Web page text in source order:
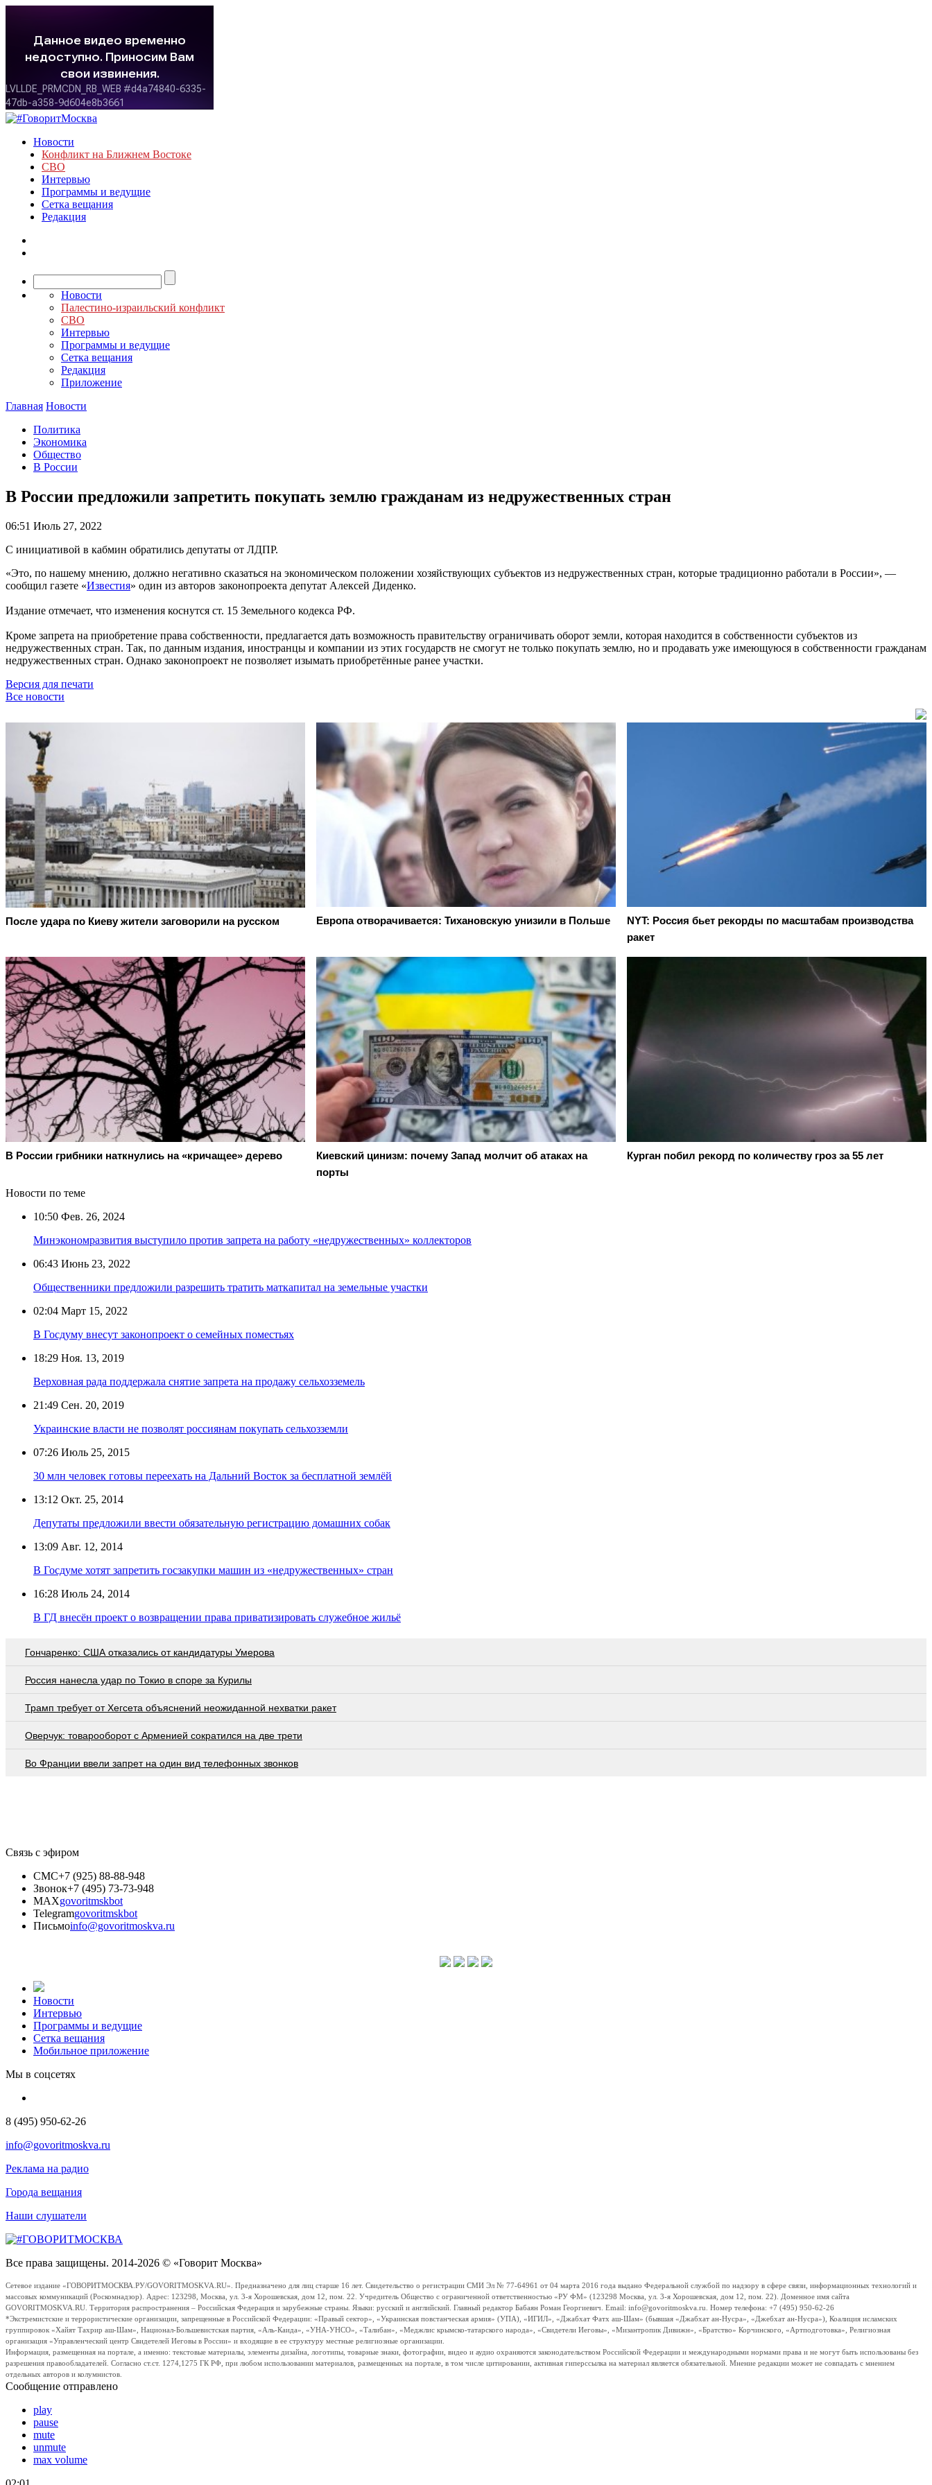
Новости
Конфликт на Ближнем Востоке
СВО
Интервью
Программы и ведущие
Сетка вещания
Редакция
Новости
Палестино-израильский конфликт
СВО
Интервью
Программы и ведущие
Сетка вещания
Редакция
Приложение
Главная Новости
Политика
Экономика
Общество
В России
В России предложили запретить покупать землю гражданам из недружественных стран
06:51 Июль 27, 2022
С инициативой в кабмин обратились депутаты от ЛДПР.
«Это, по нашему мнению, должно негативно сказаться на экономическом положении хозяйствующих субъектов из недружественных стран, которые традиционно работали в России», —
сообщил газете «Известия» один из авторов законопроекта депутат Алексей Диденко.
Издание отмечает, что изменения коснутся ст. 15 Земельного кодекса РФ.
Кроме запрета на приобретение права собственности, предлагается дать возможность правительству ограничивать оборот земли, которая находится в собственности субъектов из
недружественных стран. Так, по данным издания, иностранцы и компании из этих государств не смогут не только покупать землю, но и продавать уже имеющуюся в собственности гражданам
недружественных стран. Однако законопроект не позволяет изымать приобретённые ранее участки.
Версия для печати
Все новости
После удара по Киеву жители заговорили на русском Европа отворачивается: Тихановскую унизили в Польше
NYT: Россия бьет рекорды по масштабам производства
ракет
В России грибники наткнулись на «кричащее» дерево
Киевский цинизм: почему Запад молчит об атаках на
порты
Курган побил рекорд по количеству гроз за 55 лет
Новости по теме
10:50 Фев. 26, 2024
Минэкономразвития выступило против запрета на работу «недружественных» коллекторов
06:43 Июнь 23, 2022
Общественники предложили разрешить тратить маткапитал на земельные участки
02:04 Март 15, 2022
В Госдуму внесут законопроект о семейных поместьях
18:29 Ноя. 13, 2019
Верховная рада поддержала снятие запрета на продажу сельхозземель
21:49 Сен. 20, 2019
Украинские власти не позволят россиянам покупать сельхозземли
07:26 Июль 25, 2015
30 млн человек готовы переехать на Дальний Восток за бесплатной землёй
13:12 Окт. 25, 2014
Депутаты предложили ввести обязательную регистрацию домашних собак
13:09 Авг. 12, 2014
В Госдуме хотят запретить госзакупки машин из «недружественных» стран
16:28 Июль 24, 2014
В ГД внесён проект о возвращении права приватизировать служебное жильё
Гончаренко: США отказались от кандидатуры Умерова
Россия нанесла удар по Токио в споре за Курилы
Трамп требует от Хегсета объяснений неожиданной нехватки ракет
Оверчук: товарооборот с Арменией сократился на две трети
Во Франции ввели запрет на один вид телефонных звонков
Связь с эфиром
СМС+7 (925) 88-88-948
Звонок+7 (495) 73-73-948
MAXgovoritmskbot
Telegramgovoritmskbot
Письмоinfo@govoritmoskva.ru
Новости
Интервью
Программы и ведущие
Сетка вещания
Мобильное приложение
Мы в соцсетях
8 (495) 950-62-26
info@govoritmoskva.ru
Реклама на радио
Города вещания
Наши слушатели
Все права защищены. 2014-2026 © «Говорит Москва»
Сетевое издание «ГОВОРИТМОСКВА.РУ/GOVORITMOSKVA.RU». Предназначено для лиц старше 16 лет. Свидетельство о регистрации СМИ Эл № 77-64961 от 04 марта 2016 года выдано Федеральной службой по надзору в сфере связи, информационных технологий и
массовых коммуникаций (Роскомнадзор). Адрес: 123298, Москва, ул. 3-я Хорошевская, дом 12, пом. 22. Учредитель Общество с ограниченной ответственностью «РУ ФМ» (123298 Москва, ул. 3-я Хорошевская, дом 12, пом. 22). Доменное имя сайта
GOVORITMOSKVA.RU. Территория распространения – Российская Федерация и зарубежные страны. Языки: русский и английский. Главный редактор Бабаян Роман Георгиевич. Email: info@govoritmoskva.ru. Номер телефона: +7 (495) 950-62-26
*Экстремистские и террористические организации, запрещенные в Российской Федерации: «Правый сектор», «Украинская повстанческая армия» (УПА), «ИГИЛ», «Джабхат Фатх аш-Шам» (бывшая «Джабхат ан-Нусра», «Джебхат ан-Нусра»), Коалиция исламских
группировок «Хайят Тахрир аш-Шам», Национал-Большевистская партия, «Аль-Каида», «УНА-УНСО», «Талибан», «Меджлис крымско-татарского народа», «Свидетели Иеговы», «Мизантропик Дивижн», «Братство» Корчинского, «Артподготовка», Религиозная
организация «Управленческий центр Свидетелей Иеговы в России» и входящие в ее структуру местные религиозные организации.
Информация, размещенная на портале, а именно: текстовые материалы, элементы дизайна, логотипы, товарные знаки, фотографии, видео и аудио охраняются законодательством Российской Федерации и международными нормами права и не могут быть использованы без
разрешения правообладателей. Согласно ст.ст. 1274,1275 ГК РФ, при любом использовании материалов, размещенных на портале, в том числе цитировании, активная гиперссылка на материал является обязательной. Мнение редакции может не совпадать с мнением
отдельных авторов и колумнистов.
Сообщение отправлено
play
pause
mute
unmute
max volume